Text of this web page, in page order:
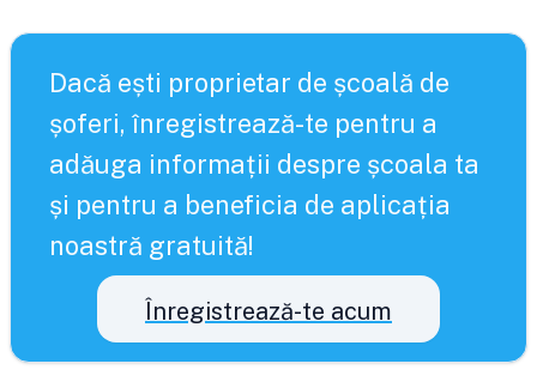
Dacă ești proprietar de școală de
șoferi, înregistrează-te pentru a
adăuga informații despre școala ta
și pentru a beneficia de aplicația
noastră gratuită!
Înregistrează-te acum